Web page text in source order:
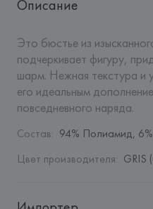
Описание
Это бюстье из
подчеркивает фигуру,
шарм. Нежная текстура и
его идеальным
повседневного наряда.
Состав: 94% Полиамид,
Цвет производителя: GRIS